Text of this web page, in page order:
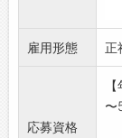
・
中
・
・
*
認
理
雇用形態 正
応募資格
〜